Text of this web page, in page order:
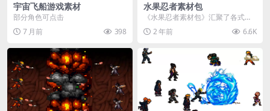
宇宙飞船游戏素材
部分角色可点击
7 月前
398
水果忍者素材包
《水果忍者素材包》汇聚了各式鲜
美诱人的水果图像与清脆悦耳的切
割音效，专为追求极致...
2 年前 6.6K